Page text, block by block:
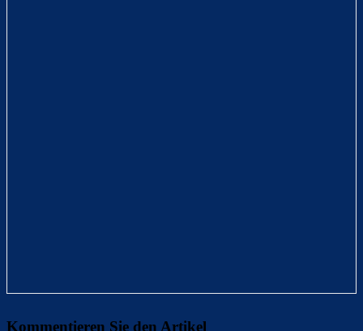
Kommentieren Sie den Artikel